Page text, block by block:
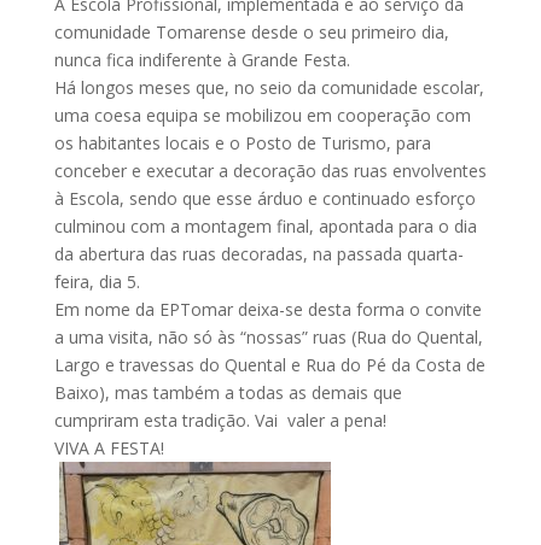
comunidade Tomarense desde o seu primeiro dia,
nunca fica indiferente à Grande Festa.
Há longos meses que, no seio da comunidade escolar,
uma coesa equipa se mobilizou em cooperação com
os habitantes locais e o Posto de Turismo, para
conceber e executar a decoração das ruas envolventes
à Escola, sendo que esse árduo e continuado esforço
culminou com a montagem final, apontada para o dia
da abertura das ruas decoradas, na passada quarta-
feira, dia 5.
Em nome da EPTomar deixa-se desta forma o convite
a uma visita, não só às “nossas” ruas (Rua do Quental,
Largo e travessas do Quental e Rua do Pé da Costa de
Baixo), mas também a todas as demais que
cumpriram esta tradição. Vai valer a pena!
VIVA A FESTA!